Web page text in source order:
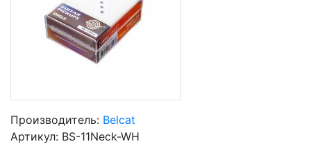
Производитель: Belcat
Артикул: BS-11Neck-WH